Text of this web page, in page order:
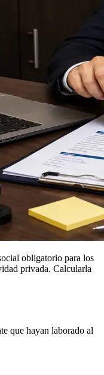
obligatorio para los
privada. Calcularla
que hayan laborado al